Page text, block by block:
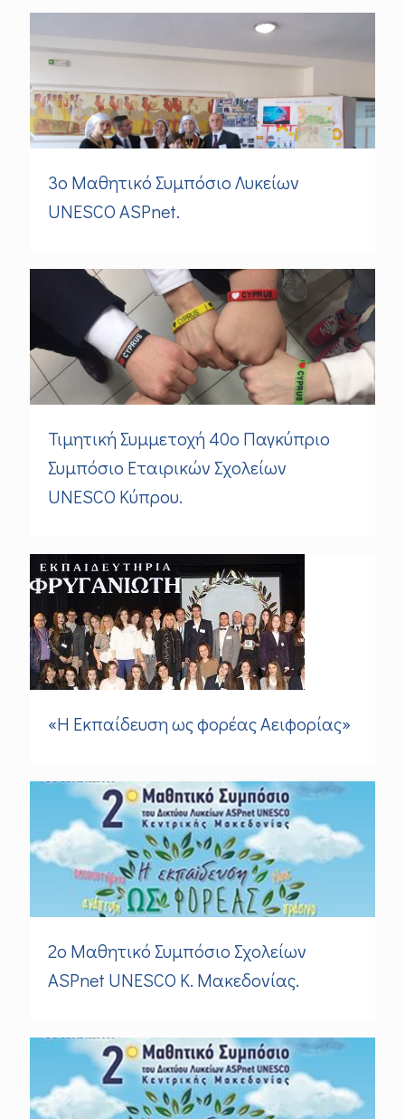
3ο Μαθητικό Συμπόσιο Λυκείων
UNESCO ASPnet.
Τιμητική Συμμετοχή 40ο Παγκύπριο
Συμπόσιο Εταιρικών Σχολείων
UNESCO Κύπρου.
«Η Eκπαίδευση ως φορέας Αειφορίας»
2ο Μαθητικό Συμπόσιο Σχολείων
ASPnet UNESCO Κ. Μακεδονίας.